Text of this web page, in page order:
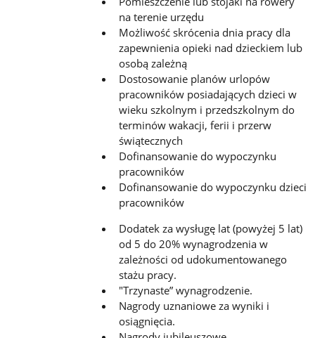
na terenie urzędu
Możliwość skrócenia dnia pracy dla
zapewnienia opieki nad dzieckiem lub
osobą zależną
Dostosowanie planów urlopów
pracowników posiadających dzieci w
wieku szkolnym i przedszkolnym do
terminów wakacji, ferii i przerw
świątecznych
Dofinansowanie do wypoczynku
pracowników
Dofinansowanie do wypoczynku dzieci
pracowników
Dodatek za wysługę lat (powyżej 5 lat)
od 5 do 20% wynagrodzenia w
zależności od udokumentowanego
stażu pracy.
"Trzynaste” wynagrodzenie.
Nagrody uznaniowe za wyniki i
osiągnięcia.